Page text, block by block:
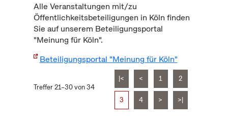
Alle Veranstaltungen mit/zu
Öffentlichkeitsbeteiligungen in Köln finden
Sie auf unserem Beteiligungsportal
"Meinung für Köln".
Beteiligungsportal "Meinung für Köln"
Treffer 21–30 von 34
|< < 1 2
3 4 > >|